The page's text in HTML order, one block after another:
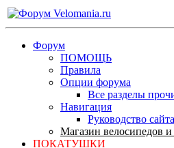
Форум
ПОМОЩЬ
Правила
Опции форума
Все разделы
Навигация
Руководство сайта
Магазин велосипедов и
ПОКАТУШКИ